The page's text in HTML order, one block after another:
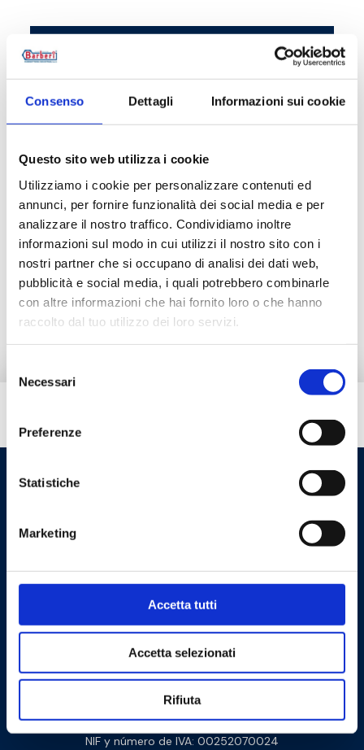
Consenso Dettagli Informazioni sui cookie
Questo sito web utilizza i cookie
Utilizziamo i cookie per personalizzare contenuti ed
annunci, per fornire funzionalità dei social media e per
analizzare il nostro traffico. Condividiamo inoltre
informazioni sul modo in cui utilizzi il nostro sito con i
nostri partner che si occupano di analisi dei dati web,
pubblicità e social media, i quali potrebbero combinarle
con altre informazioni che hai fornito loro o che hanno
raccolto dal tuo utilizzo dei loro servizi.
delNecessari
Preferenze
Statistiche
Marketing
Accetta tutti
Accetta selezionati
Rifiuta
Código de artículo Medida
V16M2500AL2 G 3/4 M
Descripción
Documentación
Productos alternativos
Contáctanos
NIF y número de IVA: 00252070024